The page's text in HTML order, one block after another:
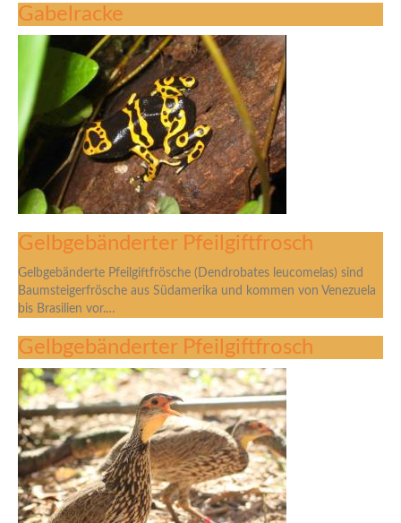
Gabelracke
Gelbgebänderter Pfeilgiftfrosch
Gelbgebänderte Pfeilgiftfrösche (Dendrobates leucomelas) sind
Baumsteigerfrösche aus Südamerika und kommen von Venezuela
bis Brasilien vor.…
Gelbgebänderter Pfeilgiftfrosch